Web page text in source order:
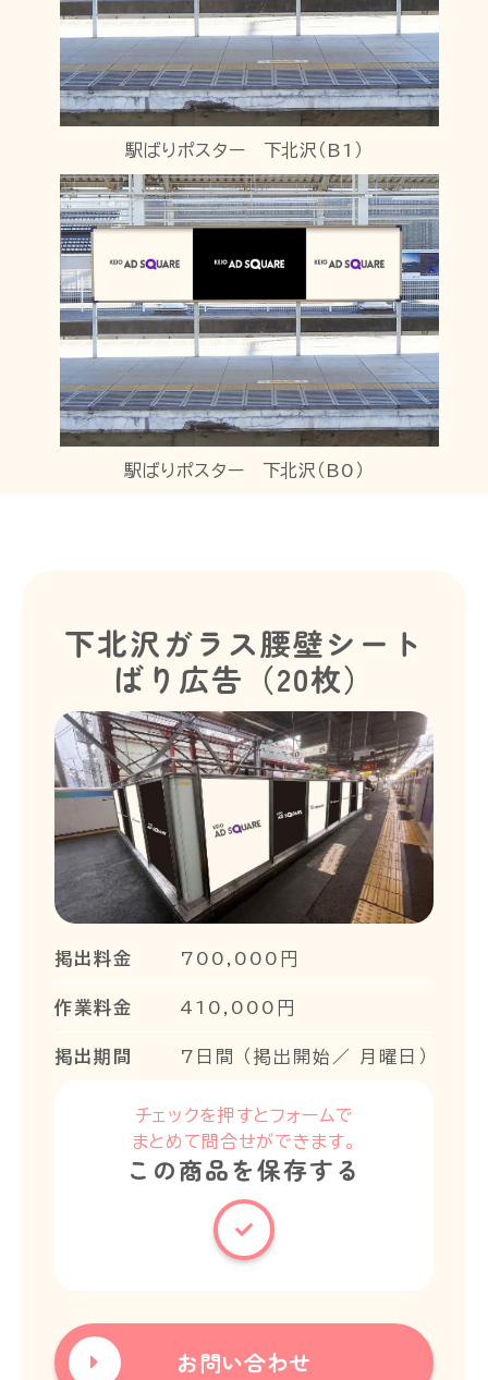
駅ばりポスター 下北沢（B1）
駅ばりポスター 下北沢（B0）
下北沢ガラス腰壁シート
ばり広告（20枚）
掲出料金 700,000円
作業料金 410,000円
掲出期間 7日間 （掲出開始／ 月曜日）
チェックを押すとフォームで
まとめて問合せができます。
この商品を保存する
お問い合わせ